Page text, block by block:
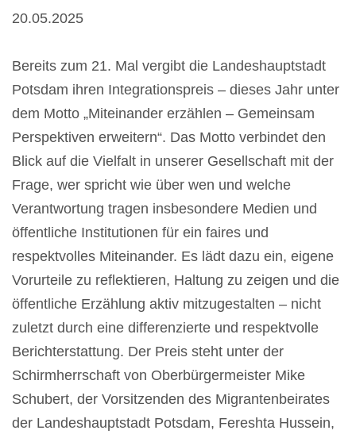
20.05.2025
Bereits zum 21. Mal vergibt die Landeshauptstadt
Potsdam ihren Integrationspreis – dieses Jahr unter
dem Motto „Miteinander erzählen – Gemeinsam
Perspektiven erweitern“. Das Motto verbindet den
Blick auf die Vielfalt in unserer Gesellschaft mit der
Frage, wer spricht wie über wen und welche
Verantwortung tragen insbesondere Medien und
öffentliche Institutionen für ein faires und
respektvolles Miteinander. Es lädt dazu ein, eigene
Vorurteile zu reflektieren, Haltung zu zeigen und die
öffentliche Erzählung aktiv mitzugestalten – nicht
zuletzt durch eine differenzierte und respektvolle
Berichterstattung. Der Preis steht unter der
Schirmherrschaft von Oberbürgermeister Mike
Schubert, der Vorsitzenden des Migrantenbeirates
der Landeshauptstadt Potsdam, Fereshta Hussein,